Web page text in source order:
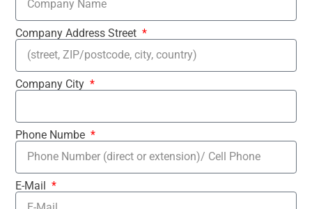
Company Address Street
Company City
Phone Numbe
E-Mail